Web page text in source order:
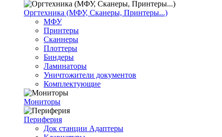
Оргтехника (МФУ, Сканеры, Принтеры...)
МФУ
Принтеры
Сканнеры
Плоттеры
Биндеры
Ламинаторы
Уничтожители документов
Комплектующие
Мониторы
Периферия
Док станции Адаптеры